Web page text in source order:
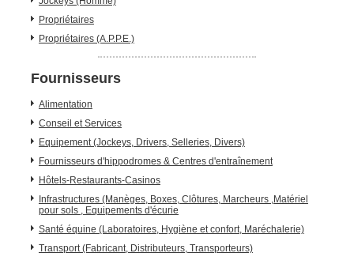
Propriétaires
Propriétaires (A.P.P.E.)
Fournisseurs
Alimentation
Conseil et Services
Equipement (Jockeys, Drivers, Selleries, Divers)
Fournisseurs d'hippodromes & Centres d'entraînement
Hôtels-Restaurants-Casinos
Infrastructures (Manèges, Boxes, Clôtures, Marcheurs ,Matériel
pour sols , Equipements d'écurie
Santé équine (Laboratoires, Hygiène et confort, Maréchalerie)
Transport (Fabricant, Distributeurs, Transporteurs)